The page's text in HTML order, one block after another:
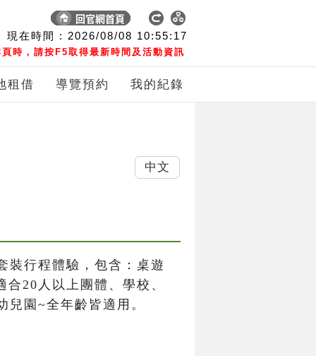
現在時間 : 2026/08/08 10:55:18
時，請按F5取得最新時間及活動資訊
租借 導覽預約 我的紀錄
裝行程體驗，包含：桌遊
20人以上團體、學校、
園~全年齡皆適用。